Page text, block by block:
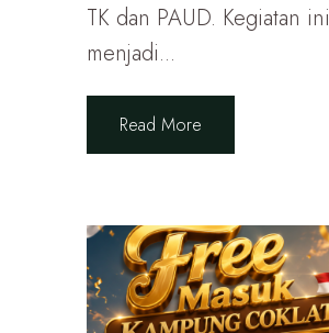
TK dan PAUD. Kegiatan ini
menjadi...
Read More